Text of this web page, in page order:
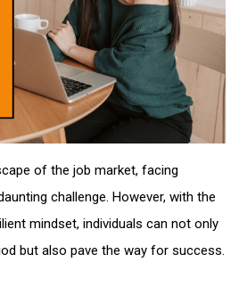
of the job market, facing
challenge. However, with the
mindset, individuals can not only
but also pave the way for success.